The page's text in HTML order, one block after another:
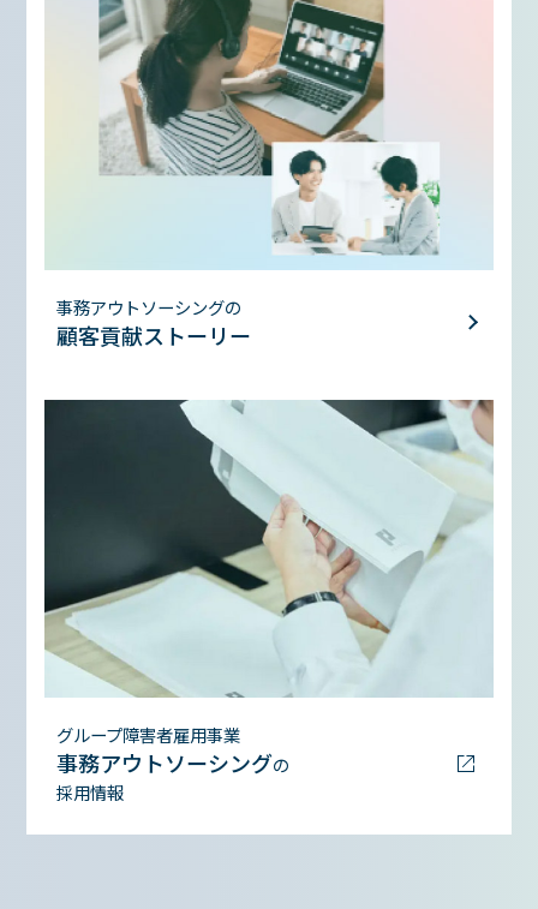
事務アウトソーシングの
顧客貢献ストーリー
グループ障害者雇用事業
事務アウトソーシングの
採用情報